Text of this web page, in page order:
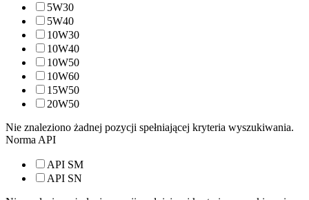
5W30
5W40
10W30
10W40
10W50
10W60
15W50
20W50
Nie znaleziono żadnej pozycji spełniającej kryteria wyszukiwania.
Norma API
API SM
API SN